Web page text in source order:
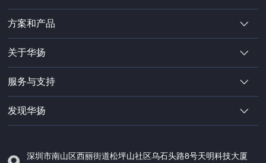
方案和产品
关于华扬
服务与支持
发现华扬
深圳市南山区西丽街道松坪山社区乌石头路8号天明科技大厦